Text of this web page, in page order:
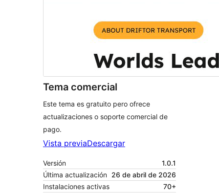
Tema comercial
Este tema es gratuito pero ofrece
actualizaciones o soporte comercial de
pago.
Vista previaDescargar
Versión
1.0.1
Última actualización 26 de abril de 2026
Instalaciones activas
70+